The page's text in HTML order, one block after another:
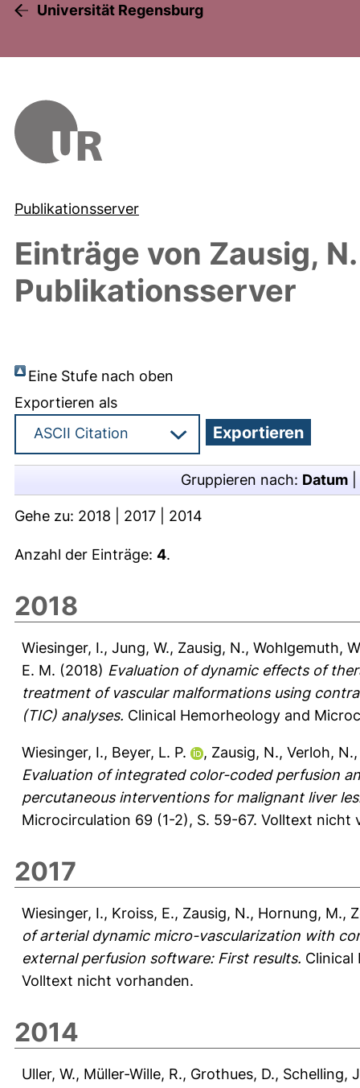
Universität Regensburg
Publikationsserver
Einträge von Zausig, N.
Publikationsserver
Eine Stufe nach oben
Exportieren als
Gruppieren nach: Datum
Gehe zu: 2018 2017 2014
Anzahl der Einträge: 4.
2018
Wiesinger, I., Jung, W., Zausig, N., Wohlgemuth,
E. M. (2018) Evaluation of dynamic effects of
treatment of vascular malformations using
(TIC) analyses. Clinical Hemorheology and
Wiesinger, I., Beyer, L. P. , Zausig, N., Verloh, N.
Evaluation of integrated color-coded perfusion
percutaneous interventions for malignant liver
Microcirculation 69 (1-2), S. 59-67. Volltext nicht
2017
Wiesinger, I., Kroiss, E., Zausig, N., Hornung, M.,
of arterial dynamic micro-vascularization with
external perfusion software: First results. Clinical
Volltext nicht vorhanden.
2014
Uller, W., Müller-Wille, R., Grothues, D., Schelling,